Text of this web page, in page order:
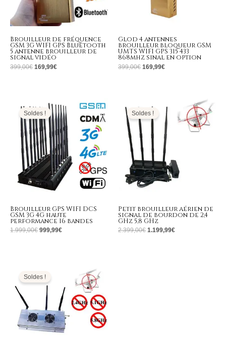
Brouilleur de fréquence
GSM 3G WIFI GPS Bluetooth
5 antenne brouilleur de
signal vidéo
399,00€ 169,99€
Glod 4 antennes
brouilleur bloqueur GSM
UMTS WIFI GPS 315 433
868mhz sinal en option
399,00€ 169,99€
Soldes !
Brouilleur GPS WIFI DCS
GSM 3G 4G haute
performance 16 bandes
1.999,00€
prix
initial
était :
1.999,00€.
999,99€
prix
actuel
est :
999,99€.
Soldes !
Petit brouilleur aérien de
signal de bourdon de 2,4
GHz 5,8 GHz
2.399,00€
prix
initial
était :
2.399,00€.
1.199,99€
actuel
est :
1.199,99€.
Soldes !
initial
était :
1.999,00€.869,99€.